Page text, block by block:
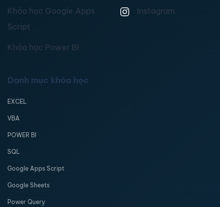
Khóa học Google Apps
Script
Khóa học Power BI
Instagram
Danh mục khóa học
EXCEL
VBA
POWER BI
SQL
Google Apps Script
Google Sheets
Power Query